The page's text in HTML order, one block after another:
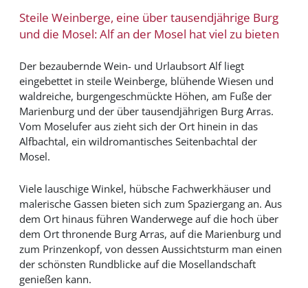
Steile Weinberge, eine über tausendjährige Burg
und die Mosel: Alf an der Mosel hat viel zu bieten
Der bezaubernde Wein- und Urlaubsort Alf liegt
eingebettet in steile Weinberge, blühende Wiesen und
waldreiche, burgengeschmückte Höhen, am Fuße der
Marienburg und der über tausendjährigen Burg Arras.
Vom Moselufer aus zieht sich der Ort hinein in das
Alfbachtal, ein wildromantisches Seitenbachtal der
Mosel.
Viele lauschige Winkel, hübsche Fachwerkhäuser und
malerische Gassen bieten sich zum Spaziergang an. Aus
dem Ort hinaus führen Wanderwege auf die hoch über
dem Ort thronende Burg Arras, auf die Marienburg und
zum Prinzenkopf, von dessen Aussichtsturm man einen
der schönsten Rundblicke auf die Mosellandschaft
genießen kann.